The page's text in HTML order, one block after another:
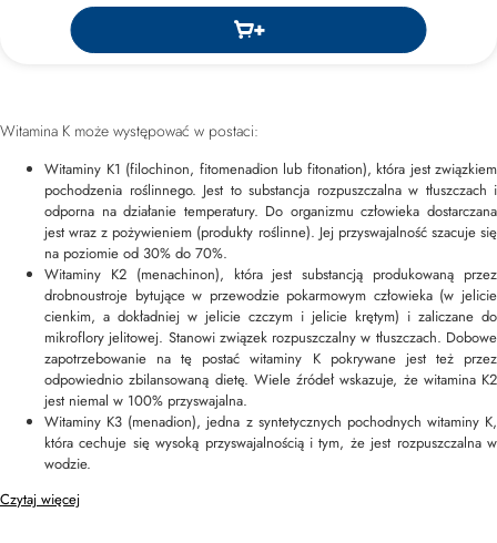
Witamina K może występować w postaci:
Witaminy K1 (filochinon, fitomenadion lub fitonation), która jest związkiem
pochodzenia roślinnego. Jest to substancja rozpuszczalna w tłuszczach i
odporna na działanie temperatury. Do organizmu człowieka dostarczana
jest wraz z pożywieniem (produkty roślinne). Jej przyswajalność szacuje się
na poziomie od 30% do 70%.
Witaminy K2 (menachinon), która jest substancją produkowaną przez
drobnoustroje bytujące w przewodzie pokarmowym człowieka (w jelicie
cienkim, a dokładniej w jelicie czczym i jelicie krętym) i zaliczane do
mikroflory jelitowej. Stanowi związek rozpuszczalny w tłuszczach. Dobowe
zapotrzebowanie na tę postać witaminy K pokrywane jest też przez
odpowiednio zbilansowaną dietę. Wiele źródeł wskazuje, że witamina K2
jest niemal w 100% przyswajalna.
Witaminy K3 (menadion), jedna z syntetycznych pochodnych witaminy K,
która cechuje się wysoką przyswajalnością i tym, że jest rozpuszczalna w
wodzie.
Czytaj więcej